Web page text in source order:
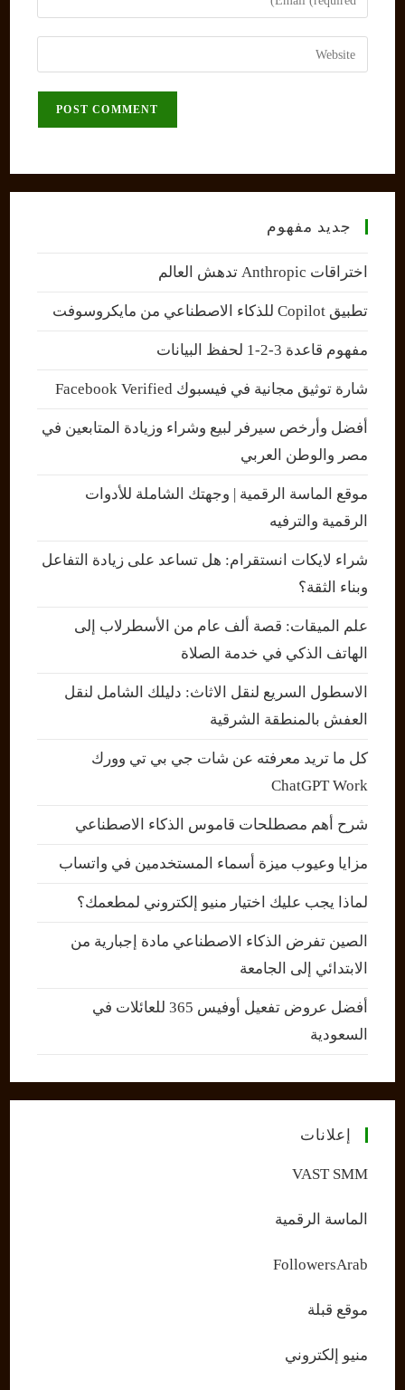
comment
your
email
address
Enter
your
جديد مفهوم
اختراقات Anthropic تدهش العالم
تطبيق Copilot للذكاء الاصطناعي من مايكروسوفت
مفهوم قاعدة 3-2-1 لحفظ البيانات
شارة توثيق مجانية في فيسبوك Facebook Verified
أفضل وأرخص سيرفر لبيع وشراء وزيادة المتابعين في
مصر والوطن العربي
موقع الماسة الرقمية | وجهتك الشاملة للأدوات
الرقمية والترفيه
شراء لايكات انستقرام: هل تساعد على زيادة التفاعل
وبناء الثقة؟
علم الميقات: قصة ألف عام من الأسطرلاب إلى
الهاتف الذكي في خدمة الصلاة
الاسطول السريع لنقل الاثاث: دليلك الشامل لنقل
العفش بالمنطقة الشرقية
كل ما تريد معرفته عن شات جي بي تي وورك
ChatGPT Work
شرح أهم مصطلحات قاموس الذكاء الاصطناعي
مزايا وعيوب ميزة أسماء المستخدمين في واتساب
لماذا يجب عليك اختيار منيو إلكتروني لمطعمك؟
الصين تفرض الذكاء الاصطناعي مادة إجبارية من
الابتدائي إلى الجامعة
أفضل عروض تفعيل أوفيس 365 للعائلات في
السعودية
إعلانات
VAST SMM
الماسة الرقمية
FollowersArab
موقع قبلة
منيو إلكتروني